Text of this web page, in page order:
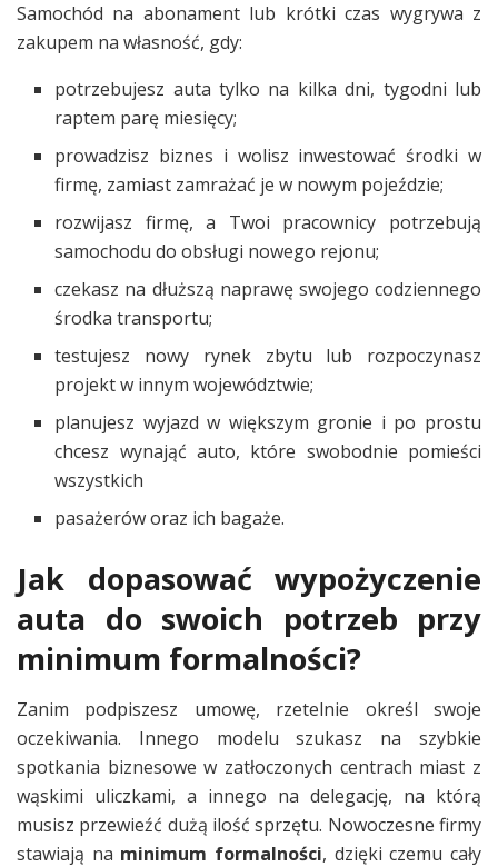
Samochód na abonament lub krótki czas wygrywa z
zakupem na własność, gdy:
potrzebujesz auta tylko na kilka dni, tygodni lub
raptem parę miesięcy;
prowadzisz biznes i wolisz inwestować środki w
firmę, zamiast zamrażać je w nowym pojeździe;
rozwijasz firmę, a Twoi pracownicy potrzebują
samochodu do obsługi nowego rejonu;
czekasz na dłuższą naprawę swojego codziennego
środka transportu;
testujesz nowy rynek zbytu lub rozpoczynasz
projekt w innym województwie;
planujesz wyjazd w większym gronie i po prostu
chcesz wynająć auto, które swobodnie pomieści
wszystkich
pasażerów oraz ich bagaże.
Jak dopasować wypożyczenie
auta do swoich potrzeb przy
minimum formalności?
Zanim podpiszesz umowę, rzetelnie określ swoje
oczekiwania. Innego modelu szukasz na szybkie
spotkania biznesowe w zatłoczonych centrach miast z
wąskimi uliczkami, a innego na delegację, na którą
musisz przewieźć dużą ilość sprzętu. Nowoczesne firmy
stawiają na minimum formalności, dzięki czemu cały